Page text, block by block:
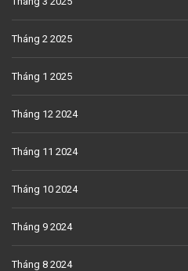
Tháng 2 2025
Tháng 1 2025
Tháng 12 2024
Tháng 11 2024
Tháng 10 2024
Tháng 9 2024
Tháng 8 2024